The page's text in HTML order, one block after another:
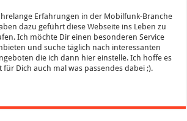
Erfahrungen in der Mobilfunk-Branche
dazu geführt diese Webseite ins Leben zu
Ich möchte Dir einen besonderen Service
und suche täglich nach interessanten
die ich dann hier einstelle. Ich hoffe es
für Dich auch mal was passendes dabei ;).